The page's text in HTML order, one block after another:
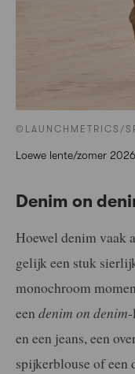
©LAUNCHMETRICS/
Loewe lente/zomer 2026
Denim on
Hoewel denim vaak
gelijk een stuk
monochroom
een denim on denim
en een jeans, een
spijkerblouse of een